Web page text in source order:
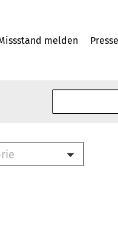
melden Presse